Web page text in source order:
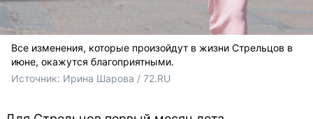
Все изменения, которые произойдут в жизни Стрельцов в
июне, окажутся благоприятными.
Источник: Ирина Шарова / 72.RU